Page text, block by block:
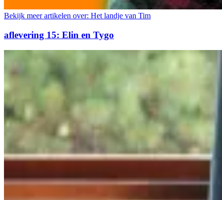
Bekijk meer artikelen over: Het landje van Tim
aflevering 15: Elin en Tygo